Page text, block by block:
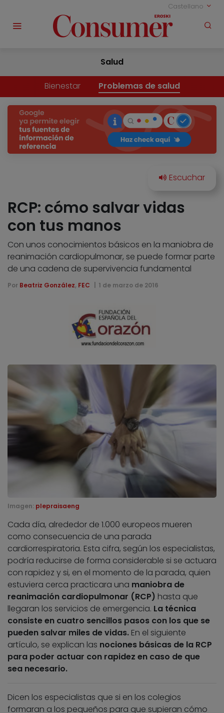
Castellano
Salud
Bienestar Problemas de salud
RCP: cómo salvar vidas
con tus manos
Con unos conocimientos básicos en la maniobra de
reanimación cardiopulmonar, se puede formar parte
de una cadena de supervivencia fundamental
Por Beatriz González, FEC 1 de marzo de 2016
Imagen: plepraisaeng
Cada día, alrededor de 1.000 europeos mueren
como consecuencia de una parada
cardiorrespiratoria. Esta cifra, según los especialistas,
podría reducirse de forma considerable si se actuara
con rapidez y si, en el momento de la parada, quien
estuviera cerca practicara una maniobra de
reanimación cardiopulmonar (RCP) hasta que
llegaran los servicios de emergencia. La técnica
consiste en cuatro sencillos pasos con los que se
pueden salvar miles de vidas. En el siguiente
artículo, se explican las nociones básicas de la RCP
para poder actuar con rapidez en caso de que
sea necesario.
Dicen los especialistas que si en los colegios
formaran a los pequeños para que supieran cómo